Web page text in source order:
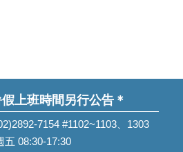
假上班時間另行公告＊
7154 #1102~1103、1303
五 08:30-17:30